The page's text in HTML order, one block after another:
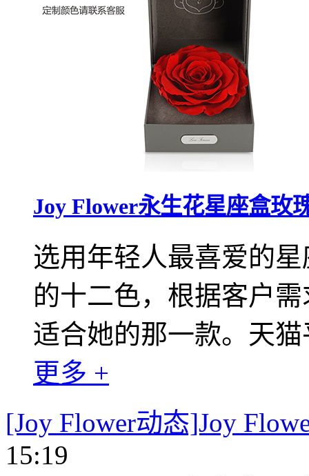
Joy Flower永生花星座盒玫
选用年轻人最喜爱的
的十二色，根据客户
适合她的那一款。天
更多 +
[Joy Flower动态]Joy
15:19